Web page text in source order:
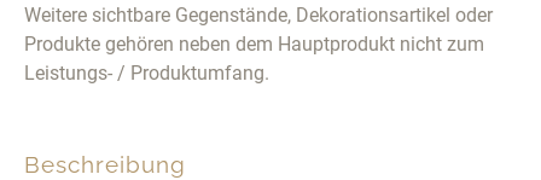
Beschreibung
Weitere sichtbare Gegenstände, Dekorationsartikel oder
Produkte gehören neben dem Hauptprodukt nicht zum
Leistungs- / Produktumfang.